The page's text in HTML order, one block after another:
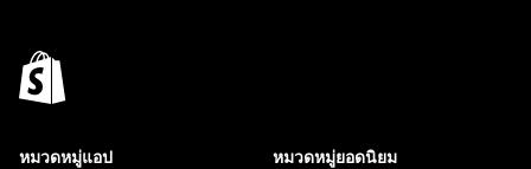
หมวดหมู่แอป หมวดหมู่ยอดนิยม